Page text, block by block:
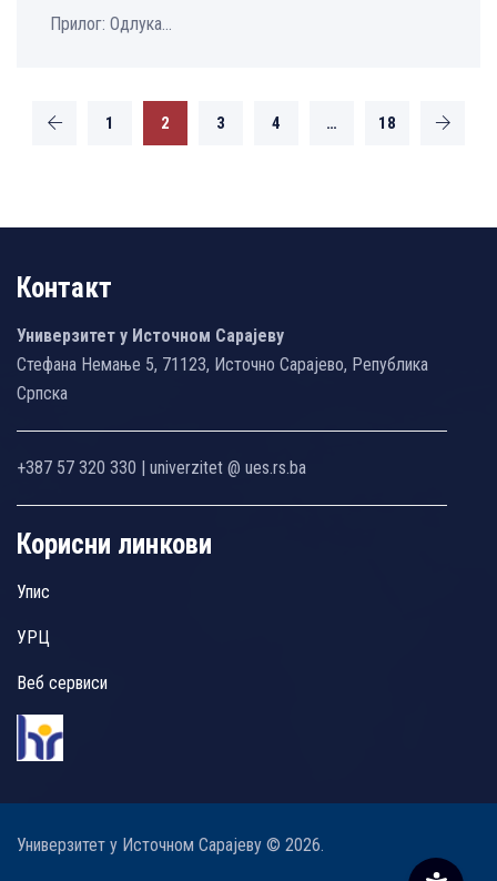
Прилог: Одлука...
1 2 3 4 … 18
Контакт
Универзитет у Источном Сарајеву
Стефана Немање 5, 71123, Источно Сарајево, Република
Српска
+387 57 320 330 | univerzitet @ ues.rs.ba
Корисни линкови
Упис
УРЦ
Веб сервиси
Универзитет у Источном Сарајеву © 2026.